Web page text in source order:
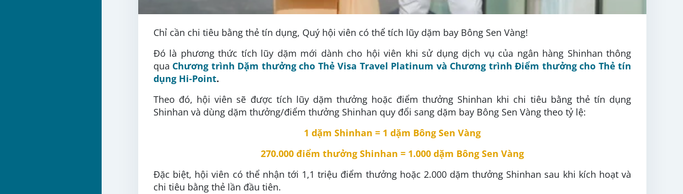
Chỉ cần chi tiêu bằng thẻ tín dụng, Quý hội viên có thể tích lũy dặm bay Bông Sen Vàng!
Đó là phương thức tích lũy dặm mới dành cho hội viên khi sử dụng dịch vụ của ngân hàng Shinhan thông
qua Chương trình Dặm thưởng cho Thẻ Visa Travel Platinum và Chương trình Điểm thưởng cho Thẻ tín
dụng Hi-Point.
Theo đó, hội viên sẽ được tích lũy dặm thưởng hoặc điểm thưởng Shinhan khi chi tiêu bằng thẻ tín dụng
Shinhan và dùng dặm thưởng/điểm thưởng Shinhan quy đổi sang dặm bay Bông Sen Vàng theo tỷ lệ:
1 dặm Shinhan = 1 dặm Bông Sen Vàng
270.000 điểm thưởng Shinhan = 1.000 dặm Bông Sen Vàng
Đặc biệt, hội viên có thể nhận tới 1,1 triệu điểm thưởng hoặc 2.000 dặm thưởng Shinhan sau khi kích hoạt và
chi tiêu bằng thẻ lần đầu tiên.